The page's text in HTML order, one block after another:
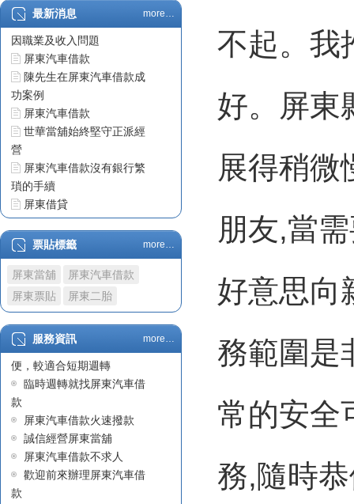
最新消息 more…
屏東汽車借款車貸不過原
因職業及收入問題
屏東汽車借款
陳先生在屏東汽車借款成
功案例
屏東汽車借款
世華當舖始終堅守正派經
營
屏東汽車借款沒有銀行繁
瑣的手續
屏東借貸
票貼利息
屏東借錢
屏東汽車借款
政府立案屏東當舖
屏東汽車借款車貸不過原
因職業及收入問題
屏東汽車借款
陳先生在屏東汽車借款成
功案例
屏東汽車借款
營
屏東汽車借款沒有銀行繁
瑣的手續
屏東借貸
票貼標籤 more…
屏東當舖
屏東汽車借款
屏東票貼
屏東二胎
服務資訊 more…
屏東汽車借款因快速且方
便，較適合短期週轉
臨時週轉就找屏東汽車借
款
屏東汽車借款火速撥款
誠信經營屏東當舖
屏東汽車借款不求人
歡迎前來辦理屏東汽車借
款
不起。我
好。屏東
展得稍微
朋友,當
好意思向
務範圍是
常的安全
務,隨時